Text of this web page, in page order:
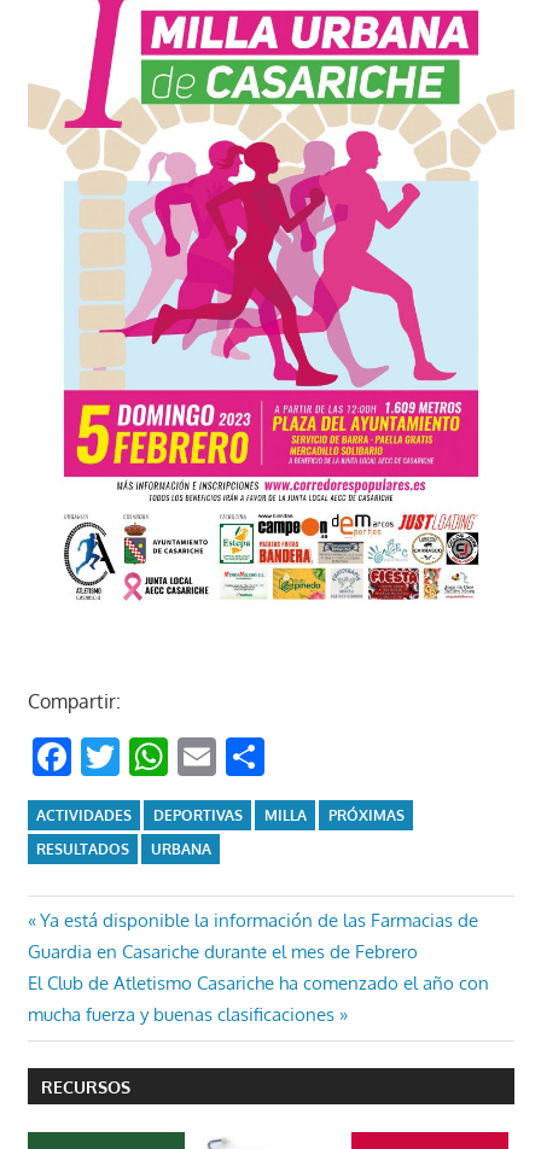
Compartir:
Facebook
Twitter
WhatsApp
EmailCompartir
ACTIVIDADES DEPORTIVAS MILLA
PRÓXIMAS
RESULTADOS
URBANA
Navegación
de
entradas
Entrada
anterior:
Ya está disponible la información de las Farmacias de
Guardia en Casariche durante el mes de Febrero
Entrada
siguiente:
El Club de Atletismo Casariche ha comenzado el año con
mucha fuerza y buenas clasificaciones
RECURSOS